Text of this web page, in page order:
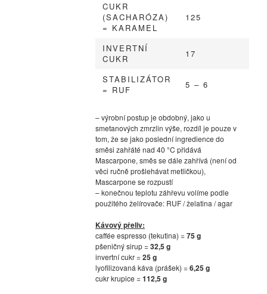
CUKR
(SACHARÓZA)
= KARAMEL
125
INVERTNÍ
CUKR
17
STABILIZÁTOR
= RUF
5 – 6
– výrobní postup je obdobný, jako u
smetanových zmrzlin výše, rozdíl je pouze v
tom, že se jako poslední ingredience do
směsi zahřáté nad 40 °C přidává
Mascarpone, směs se dále zahřívá (není od
věci ručně prošlehávat metličkou),
Mascarpone se rozpustí
– konečnou teplotu záhřevu volíme podle
použitého želírovače: RUF / želatina / agar
Kávový přeliv:
caffée espresso (tekutina) =75 g
pšeničný sirup =32,5 g
invertní cukr =25 g
lyofilizovaná káva (prášek) =6,25 g
cukr krupice =112,5 g